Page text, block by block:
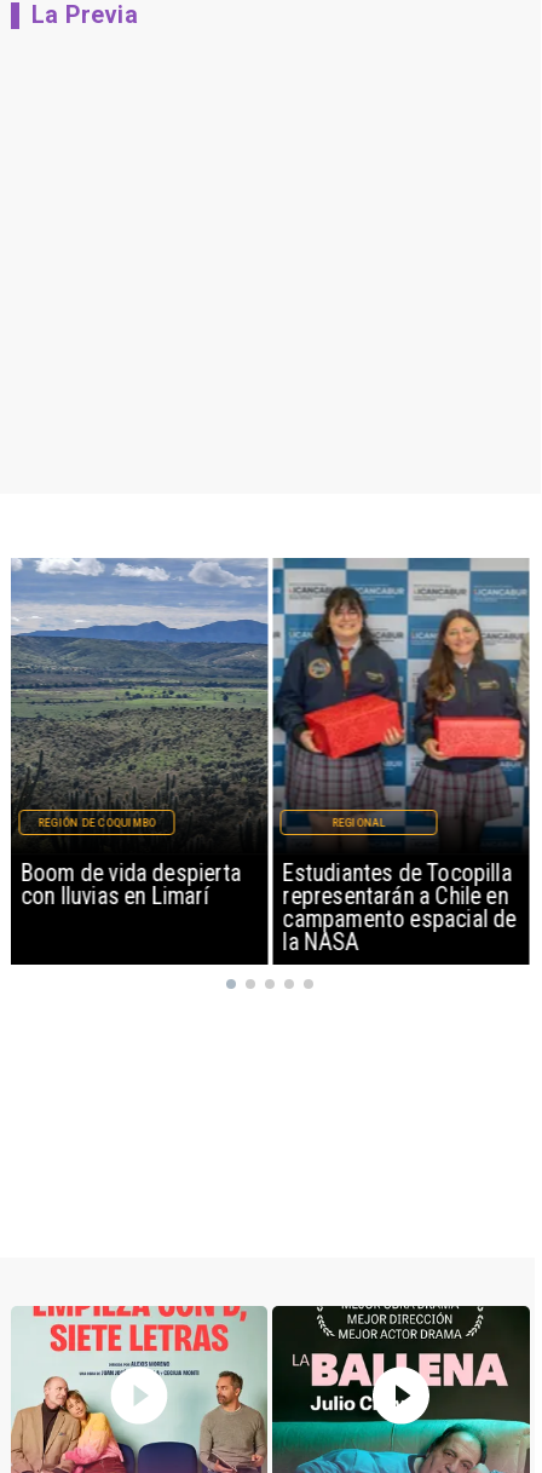
La Previa
Boom de vida despierta
con lluvias en Limarí
REGIÓN DE COQUIMBO
Estudiantes de Tocopilla
representarán a Chile en
campamento espacial de
la NASA
REGIONAL